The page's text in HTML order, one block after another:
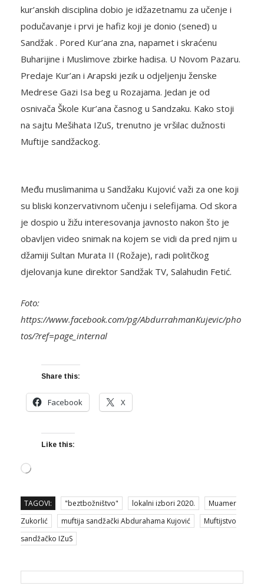
kur’anskih disciplina dobio je idžazetnamu za učenje i
podučavanje i prvi je hafiz koji je donio (sened) u
Sandžak . Pored Kur’ana zna, napamet i skraćenu
Buharijine i Muslimove zbirke hadisa. U Novom Pazaru.
Predaje Kur’an i Arapski jezik u odjeljenju ženske
Medrese Gazi Isa beg u Rozajama. Jedan je od
osnivača Škole Kur’ana časnog u Sandzaku. Kako stoji
na sajtu Mešihata IZuS, trenutno je vršilac dužnosti
Muftije sandžackog.
Među muslimanima u Sandžaku Kujović važi za one koji
su bliski konzervativnom učenju i selefijama. Od skora
je dospio u žižu interesovanja javnosto nakon što je
obavljen video snimak na kojem se vidi da pred njim u
džamiji Sultan Murata II (Rožaje), radi politčkog
djelovanja kune direktor Sandžak TV, Salahudin Fetić.
Foto:
https://www.facebook.com/pg/AbdurrahmanKujevic/pho
tos/?ref=page_internal
Share this:
Facebook X
Like this:
Loading…
TAGOVI: "beztbožništvo" lokalni izbori 2020.
Muamer
Zukorlić
muftija sandžački Abdurahama Kujović
Muftijstvo
sandžačko IZuS